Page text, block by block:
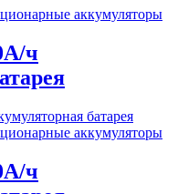
аккумуляторы
ч
аккумуляторы
ч